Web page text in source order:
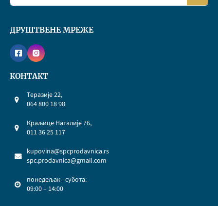
ДРУШТВЕНЕ МРЕЖЕ
КОНТАКТ
Теразије 22,
064 800 18 98
Краљице Наталије 76,
011 36 25 117
kupovina@spcprodavnica.rs
spc.prodavnica@gmail.com
понедељак - субота:
09:00 – 14:00